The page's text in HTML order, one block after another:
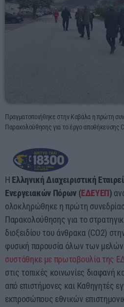
00:00 - 03:00
Πραγματοποιήθηκε στην Καβάλα η πρώτη
Παρακολούθησης για το έργο αποθήκευσης
Η Ελληνική Διαχειριστική
Ενεργειακών Πόρων (ΕΔΕΥΕΠ)
ολοκληρώθηκε η πρώτη
Παρακολούθησης για το
διοξειδίου του άνθρακα (CO2)
φυσική παρουσία όλων των
συστάθηκε με πρωτοβουλία της
στις τοπικές κοινωνίες διαφανή
από επιστήμονες και Καθηγητές
εκπροσώπους εθνικών